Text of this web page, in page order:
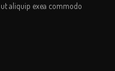
aliquip exea commodo